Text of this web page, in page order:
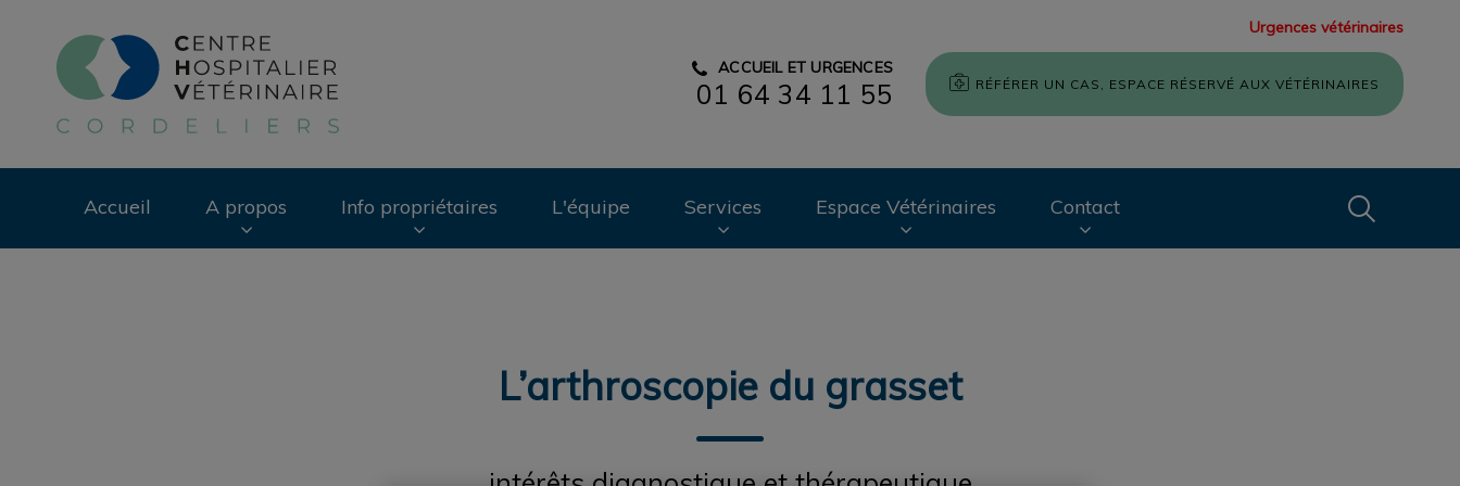
Urgences vétérinaires
ACCUEIL ET URGENCES
01 64 34 11 55 RÉFÉRER UN CAS, ESPACE RÉSERVÉ AUX VÉTÉRINAIRES
Accueil A propos Info propriétaires L'équipe Services Espace Vétérinaires Contact
L’arthroscopie du grasset